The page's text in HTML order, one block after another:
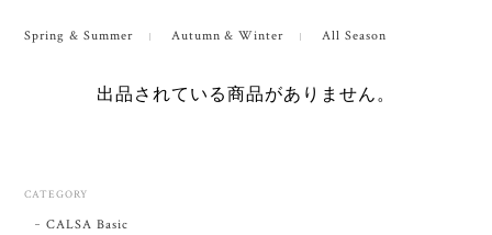
Spring & Summer Autumn & Winter All Season
出品されている商品がありません。
CATEGORY
CALSA Basic